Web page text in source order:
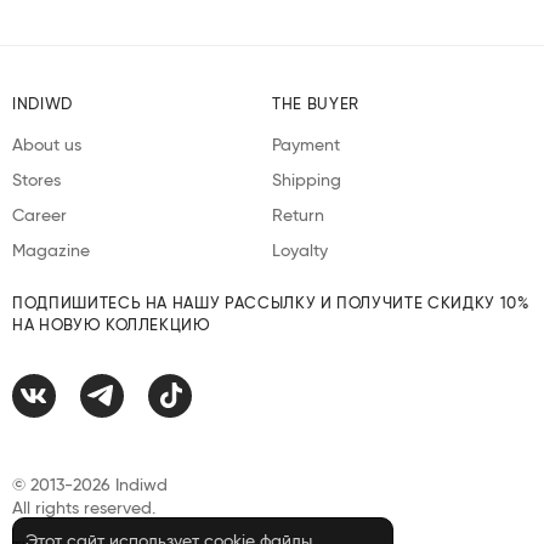
INDIWD
About us
Stores
Career
Magazine
THE BUYER
Payment
Shipping
Return
Loyalty
ПОДПИШИТЕСЬ НА НАШУ РАССЫЛКУ И ПОЛУЧИТЕ СКИДКУ 10%
НА НОВУЮ КОЛЛЕКЦИЮ
© 2013-2026 Indiwd
All rights reserved.